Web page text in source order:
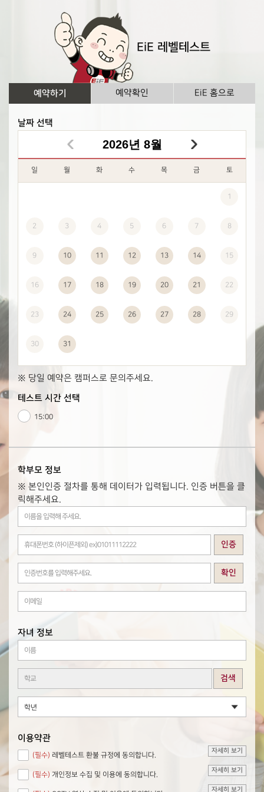
EiE 레벨테스트
예약하기 예약확인 EiE 홈으로
날짜 선택
2026년 8월
일 월 화 수 목 금 토
1
2 3 4 5 6 7 8
9 10 11 12 13 14 15
16 17 18 19 20 21 22
23 24 25 26 27 28 29
30 31
※ 당일 예약은 캠퍼스로 문의주세요.
테스트 시간 선택
15:00
학부모 정보
※ 본인인증 절차를 통해 데이터가 입력됩니다. 인증 버튼을 클
릭해주세요.
인증
확인
자녀 정보
검색
이용약관
(필수) 레벨테스트 환불 규정에 동의합니다.
자세히 보기
(필수) 개인정보 수집 및 이용에 동의합니다.
자세히 보기
자세히 보기